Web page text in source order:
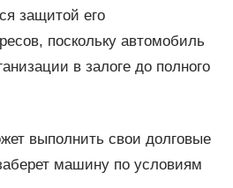
защитой его
поскольку автомобиль
в залоге до полного
выполнить свои долговые
машину по условиям